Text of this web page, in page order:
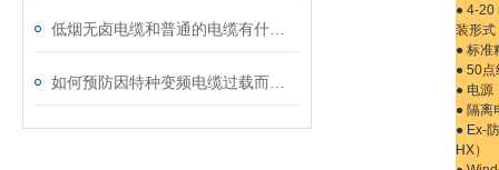
● 4-20
装形式
● 标准
● 50点
● 电源
● 隔离
● Ex-
HX）